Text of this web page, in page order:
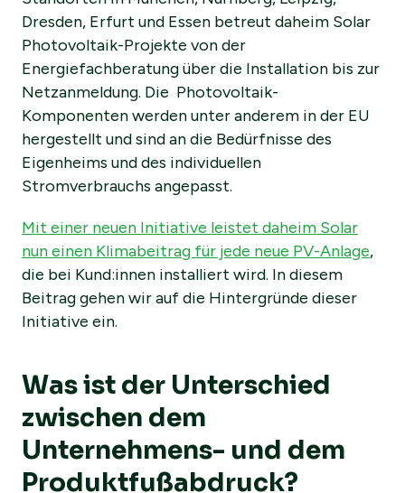
Dresden, Erfurt und Essen betreut daheim Solar
Photovoltaik-Projekte von der
Energiefachberatung über die Installation bis zur
Netzanmeldung. Die Photovoltaik-
Komponenten werden unter anderem in der EU
hergestellt und sind an die Bedürfnisse des
Eigenheims und des individuellen
Stromverbrauchs angepasst.
Mit einer neuen Initiative leistet daheim Solar
nun einen Klimabeitrag für jede neue PV-Anlage,
die bei Kund:innen installiert wird. In diesem
Beitrag gehen wir auf die Hintergründe dieser
Initiative ein.
Was ist der Unterschied
zwischen dem
Unternehmens- und dem
Produktfußabdruck?